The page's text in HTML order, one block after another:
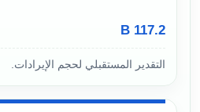
117.2 B
التقدير المستقبلي لحجم الإيرادات.